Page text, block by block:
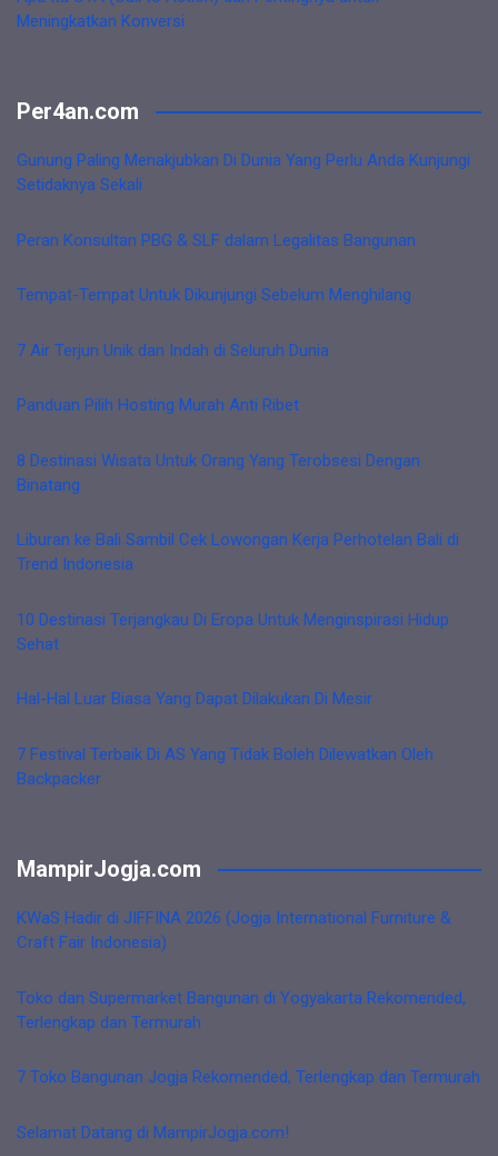
Meningkatkan Konversi
Per4an.com
Gunung Paling Menakjubkan Di Dunia Yang Perlu Anda Kunjungi
Setidaknya Sekali
Peran Konsultan PBG & SLF dalam Legalitas Bangunan
Tempat-Tempat Untuk Dikunjungi Sebelum Menghilang
7 Air Terjun Unik dan Indah di Seluruh Dunia
Panduan Pilih Hosting Murah Anti Ribet
8 Destinasi Wisata Untuk Orang Yang Terobsesi Dengan
Binatang
Liburan ke Bali Sambil Cek Lowongan Kerja Perhotelan Bali di
Trend Indonesia
10 Destinasi Terjangkau Di Eropa Untuk Menginspirasi Hidup
Sehat
Hal-Hal Luar Biasa Yang Dapat Dilakukan Di Mesir
7 Festival Terbaik Di AS Yang Tidak Boleh Dilewatkan Oleh
Backpacker
MampirJogja.com
KWaS Hadir di JIFFINA 2026 (Jogja International Furniture &
Craft Fair Indonesia)
Toko dan Supermarket Bangunan di Yogyakarta Rekomended,
Terlengkap dan Termurah
7 Toko Bangunan Jogja Rekomended, Terlengkap dan Termurah
Selamat Datang di MampirJogja.com!